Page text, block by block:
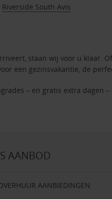
Riverside South Avis
staan wij voor u klaar.
een gezinsvakantie, de
– en gratis extra dagen
AANBOD
AANBIEDINGEN